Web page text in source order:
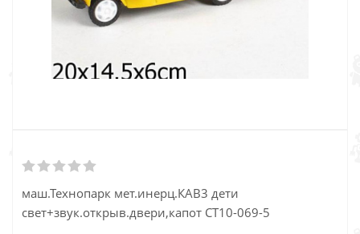
маш.Технопарк мет.инерц.КАВ3 дети
свет+звук.открыв.двери,капот СТ10-069-5